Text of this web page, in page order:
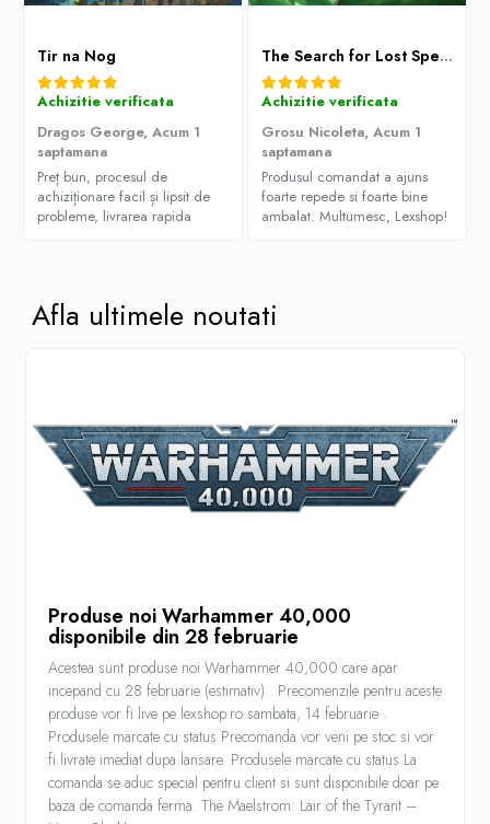
Manuale
Figurine
Altele
Nolzur
Premium
Board games
Alte RPG
Ghiozdane si rechizite
Animal Crossing
Lego Bluey
Lego City
Lego Classic
Lego Colectia Botanica
Lego Creator
Lego Creator Expert
Tir na Nog
Achizitie verificata
Dragos George, Acum 1
saptamana
Preț bun, procesul de
achiziționare facil și lipsit de
probleme, livrarea rapida
The Search for Lost Species
Achizitie verificata
Grosu Nicoleta, Acum 1
saptamana
Produsul comandat a ajuns
foarte repede si foarte bine
ambalat. Multumesc, Lexshop!
Afla ultimele noutati
Produse noi Warhammer 40,000
disponibile din 28 februarie
Acestea sunt produse noi Warhammer 40,000 care apar
incepand cu 28 februarie (estimativ) . Precomenzile pentru aceste
produse vor fi live pe lexshop.ro sambata, 14 februarie .
Produsele marcate cu status Precomanda vor veni pe stoc si vor
fi livrate imediat dupa lansare. Produsele marcate cu status La
comanda se aduc special pentru client si sunt disponibile doar pe
baza de comanda ferma. The Maelstrom: Lair of the Tyrant –